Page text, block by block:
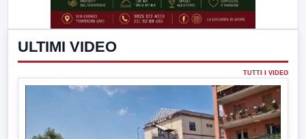
ULTIMI VIDEO
TUTTI I VIDEO